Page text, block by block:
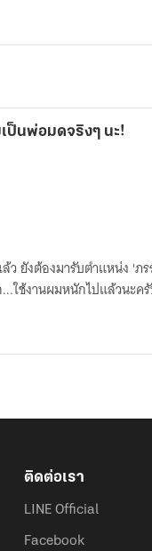
ป็นพ่อมดจริงๆ นะ!
ว ยังต้องมารับตำแหน่ง 'ภ
ใช้งานผมหนักไปแล้วนะค
ติดต่อเรา
LINE Official
Facebook